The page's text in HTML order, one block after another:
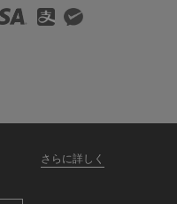
さらに詳しく